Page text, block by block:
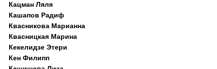
Кацман Ляля
Кашапов Радиф
Квасникова Марианна
Квасницкая Марина
Кекелидзе Этери
Кен Филипп